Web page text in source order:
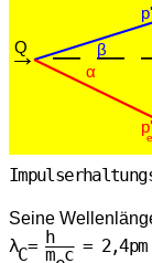
→
Q — —
β
p'
α
p'
e
Seine
    h
λ = ——— = 2,4pm
C  m c